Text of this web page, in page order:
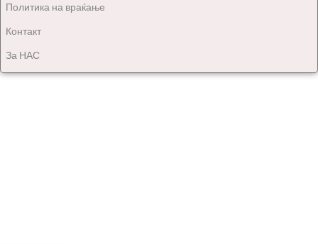
Политика на враќање
Контакт
За НАС